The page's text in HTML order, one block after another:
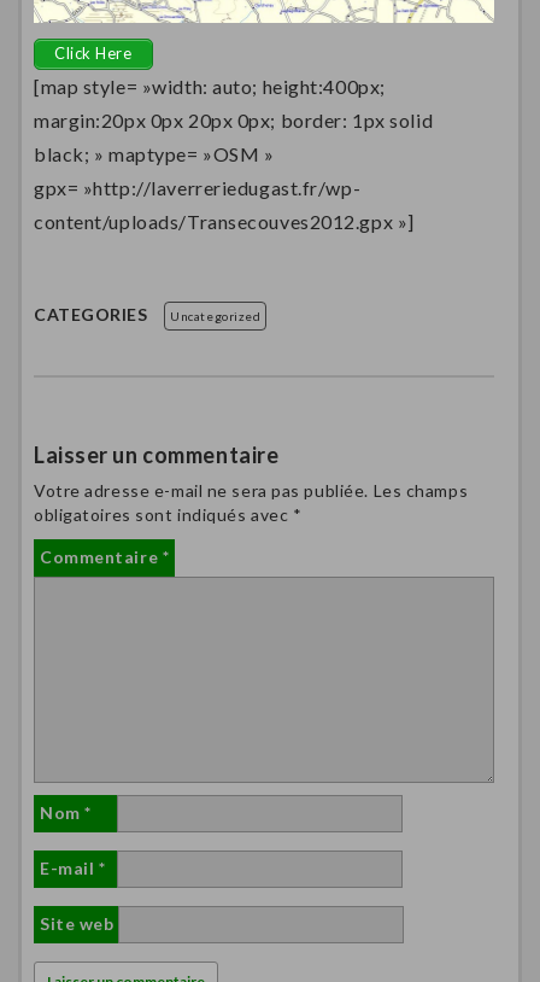
Click Here
[map style= »width: auto; height:400px;
margin:20px 0px 20px 0px; border: 1px solid
black; » maptype= »OSM »
gpx= »http://laverreriedugast.fr/wp-
content/uploads/Transecouves2012.gpx »]
CATEGORIES Uncategorized
Laisser un commentaire
Votre adresse e-mail ne sera pas publiée. Les champs
obligatoires sont indiqués avec *
Commentaire *
Nom*
E-mail *
Site web